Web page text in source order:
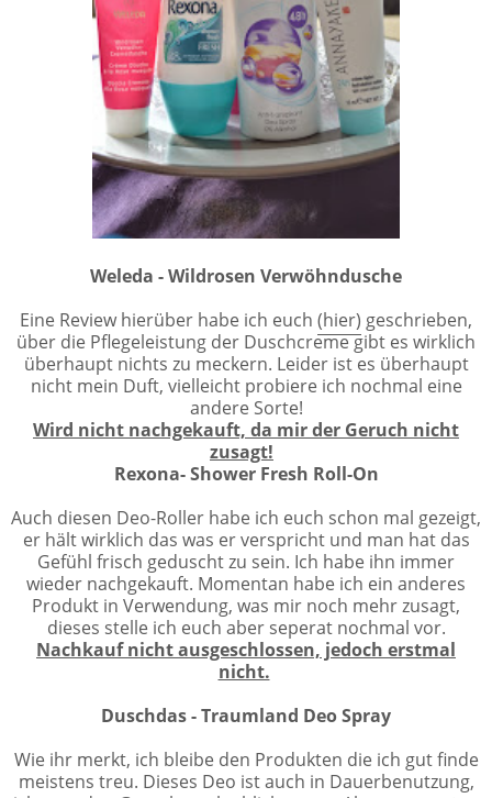
Weleda - Wildrosen Verwöhndusche
Eine Review hierüber habe ich euch (hier) geschrieben,
über die Pflegeleistung der Duschcreme gibt es wirklich
überhaupt nichts zu meckern. Leider ist es überhaupt
nicht mein Duft, vielleicht probiere ich nochmal eine
andere Sorte!
Wird nicht nachgekauft, da mir der Geruch nicht
zusagt!
Rexona- Shower Fresh Roll-On
Auch diesen Deo-Roller habe ich euch schon mal gezeigt,
er hält wirklich das was er verspricht und man hat das
Gefühl frisch geduscht zu sein. Ich habe ihn immer
wieder nachgekauft. Momentan habe ich ein anderes
Produkt in Verwendung, was mir noch mehr zusagt,
dieses stelle ich euch aber seperat nochmal vor.
Nachkauf nicht ausgeschlossen, jedoch erstmal
nicht.
Duschdas - Traumland Deo Spray
Wie ihr merkt, ich bleibe den Produkten die ich gut finde
meistens treu. Dieses Deo ist auch in Dauerbenutzung,